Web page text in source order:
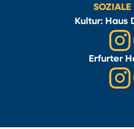
SOZIALE
Kultur: Haus
Erfurter